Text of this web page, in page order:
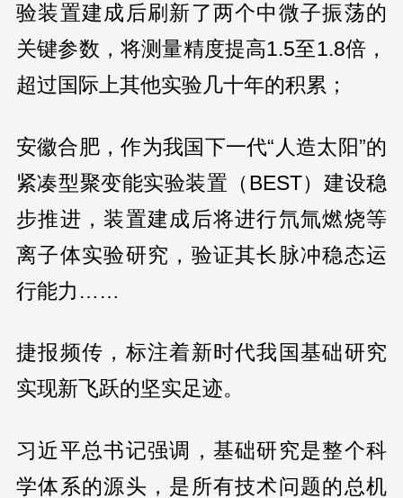
验装置建成后刷新了两个中微子振荡的
关键参数，将测量精度提高1.5至1.8倍，
超过国际上其他实验几十年的积累；
安徽合肥，作为我国下一代“人造太阳”的
紧凑型聚变能实验装置（BEST）建设稳
步推进，装置建成后将进行氘氚燃烧等
离子体实验研究，验证其长脉冲稳态运
行能力……
捷报频传，标注着新时代我国基础研究
实现新飞跃的坚实足迹。
习近平总书记强调，基础研究是整个科
学体系的源头，是所有技术问题的总机